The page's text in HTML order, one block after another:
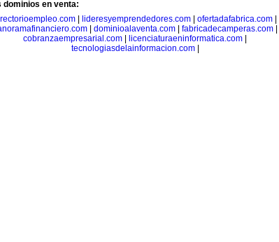
dominios en venta:
lideresyemprendedores.com ofertadafabrica.com
dominioalaventa.com fabricadecamperas.com
cobranzaempresarial.com
licenciaturaeninformatica.com
tecnologiasdelainformacion.com|